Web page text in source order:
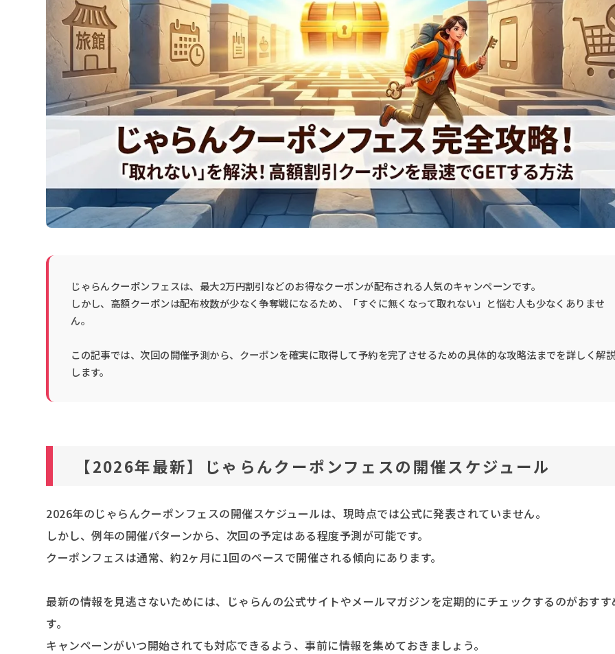
じゃらんクーポンフェスは、最大2万円割引などのお得なクーポンが配布される人気のキャンペーンです。
しかし、高額クーポンは配布枚数が少なく争奪戦になるため、「すぐに無くなって取れない」と悩む人も少なくありませ
ん。
この記事では、次回の開催予測から、クーポンを確実に取得して予約を完了させるための具体的な攻略法までを詳しく解説
します。
【2026年最新】じゃらんクーポンフェスの開催スケジュール
2026年のじゃらんクーポンフェスの開催スケジュールは、現時点では公式に発表されていません。
しかし、例年の開催パターンから、次回の予定はある程度予測が可能です。
クーポンフェスは通常、約2ヶ月に1回のペースで開催される傾向にあります。
最新の情報を見逃さないためには、じゃらんの公式サイトやメールマガジンを定期的にチェックするのがおすす
す。
キャンペーンがいつ開始されても対応できるよう、事前に情報を集めておきましょう。